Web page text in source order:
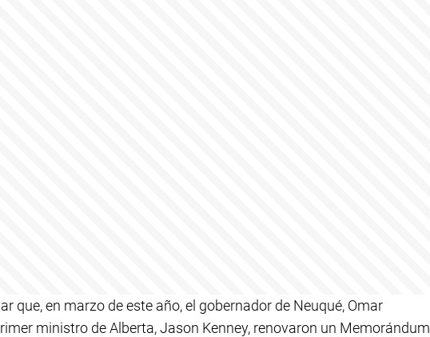
que, en marzo de este año, el gobernador de Neuqué, Omar
ministro de Alberta, Jason Kenney, renovaron un Memorándum